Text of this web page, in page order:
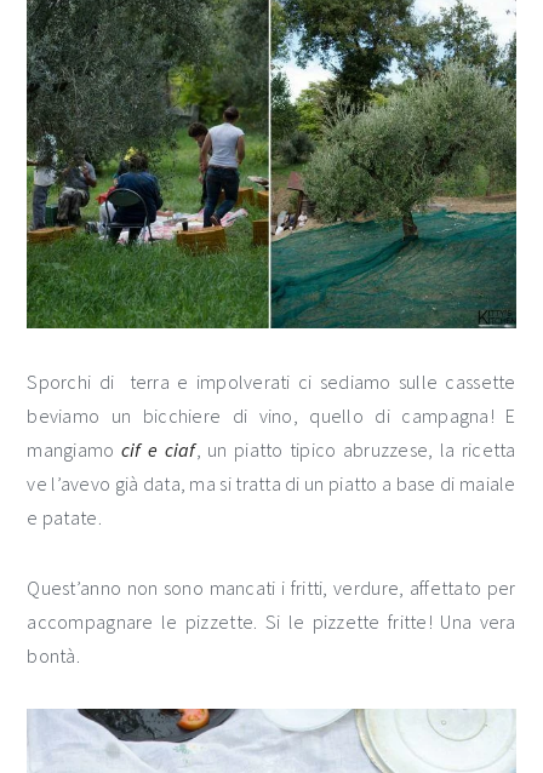
Sporchi di terra e impolverati ci sediamo sulle cassette
beviamo un bicchiere di vino, quello di campagna! E
mangiamo cif e ciaf, un piatto tipico abruzzese, la ricetta
ve l’avevo già data, ma si tratta di un piatto a base di maiale
e patate.
Quest’anno non sono mancati i fritti, verdure, affettato per
accompagnare le pizzette. Si le pizzette fritte! Una vera
bontà.